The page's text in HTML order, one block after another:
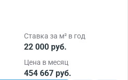
Ставка за м² в год
22 000 руб.
Цена в месяц
454 667 руб.